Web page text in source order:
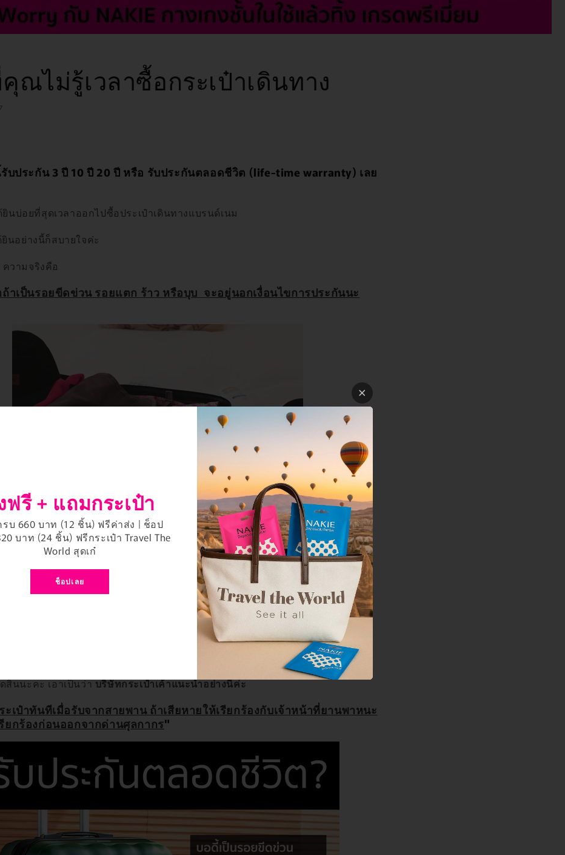
คุณไม่รู้เวลาซื้อกระเป๋าเดินทาง
บประกัน 3 ปี 10 ปี 20 ปี หรือ รับประกันตลอดชีวิต (life-time warranty) เลย
นบ่อยที่สุดเวลาออกไปซื้อประเป๋าเดินทางแบรนด์เนม
ยินอย่างนี้ก็สบายใจค่ะ
วามจริงคือ
ถ้าเป็นรอยขีดข่วน รอยแตก ร้าว หรือบุบ จะอยู่นอกเงื่อนไขการประกันนะ
" ก็ไม่เข้าเงื่อนไขรับประกันค่ะ
นก็ถือว่าเป็นยานพาหนะนะคะ แล้วกระเป๋าเดินทางที่ซื้อมาแพงๆ โอกาสที่จะเสียหาย
ตอนที่โหลดขึ้นเครื่องเท่านั้นล่ะค่ะ เวลาลากทั่วๆไปไม่พังอยู่แล้ว
สินนะคะ เอาเป็นว่าบริษัทกระเป๋าเค้าแนะนำอย่างนี้ค่ะ
ะเป๋าทันทีเมื่อรับจากสายพาน ถ้าเสียหายให้เรียกร้องกับเจ้าหน้าที่ยานพาหนะ
ยกร้องก่อนออกจากด่านศุลกากร"
ฟรี + แถมกระเป๋า
บ 660 บาท (12 ชิ้น) ฟรีค่าส่ง | ช็อป
บาท (24 ชิ้น) ฟรีกระเป๋า Travel The
World สุดเก๋
ช็อปเลย